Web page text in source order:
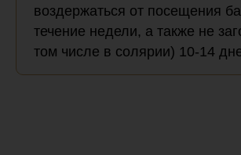
воздержаться от посещения
течение недели, а также не
том числе в солярии) 10-14